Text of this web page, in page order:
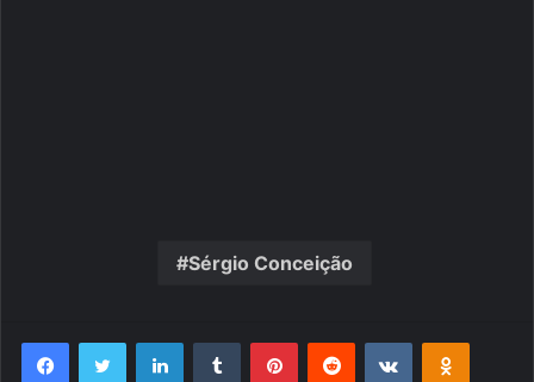
Sérgio Conceição
FacebookTwitter LinkedinTumblr PinterestReddit VK OK